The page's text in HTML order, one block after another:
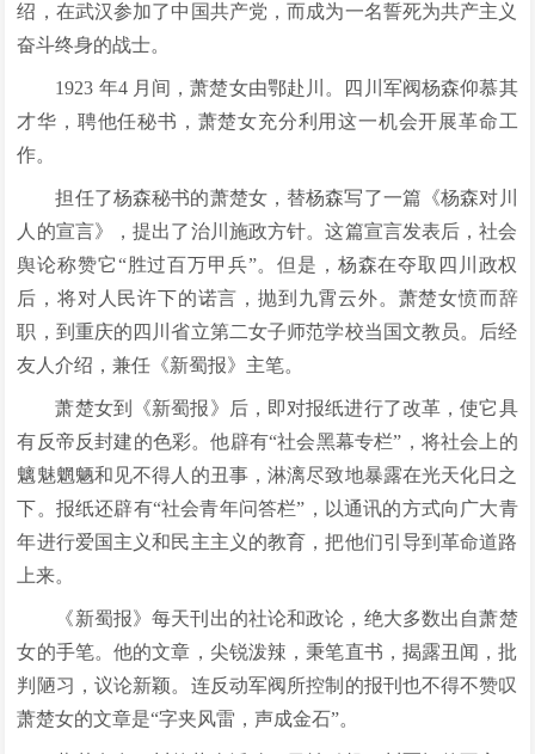
绍，在武汉参加了中国共产党，而成为一名誓死为共产主义
奋斗终身的战士。
1923 年4 月间，萧楚女由鄂赴川。四川军阀杨森仰慕其
才华，聘他任秘书，萧楚女充分利用这一机会开展革命工
作。
担任了杨森秘书的萧楚女，替杨森写了一篇《杨森对川
人的宣言》，提出了治川施政方针。这篇宣言发表后，社会
舆论称赞它“胜过百万甲兵”。但是，杨森在夺取四川政权
后，将对人民许下的诺言，抛到九霄云外。萧楚女愤而辞
职，到重庆的四川省立第二女子师范学校当国文教员。后经
友人介绍，兼任《新蜀报》主笔。
萧楚女到《新蜀报》后，即对报纸进行了改革，使它具
有反帝反封建的色彩。他辟有“社会黑幕专栏”，将社会上的
魑魅魍魉和见不得人的丑事，淋漓尽致地暴露在光天化日之
下。报纸还辟有“社会青年问答栏”，以通讯的方式向广大青
年进行爱国主义和民主主义的教育，把他们引导到革命道路
上来。
《新蜀报》每天刊出的社论和政论，绝大多数出自萧楚
女的手笔。他的文章，尖锐泼辣，秉笔直书，揭露丑闻，批
判陋习，议论新颖。连反动军阀所控制的报刊也不得不赞叹
萧楚女的文章是“字夹风雷，声成金石”。